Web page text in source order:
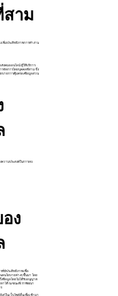
สาม
บเพิ่มประสิทธิภาพการทำงาน
งคมออนไลน์ ผู้ให้บริการ
รจัดการโดยบุคคลที่สาม จึง
บายการคุ้มครองข้อมูลส่วน
วามประสงค์ในการลบ
ง
รที่มีประสิทธิภาพเพื่อ
ดนโยบายต่างๆ ขึ้นมา โดย
ข้อมูลโดยไม่ได้รับอนุญาต
หาได้ ณ ขณะที่เราพัฒนา
ร
ลิงก์ในเว็บไซต์อื่นเพื่อเข้ามา